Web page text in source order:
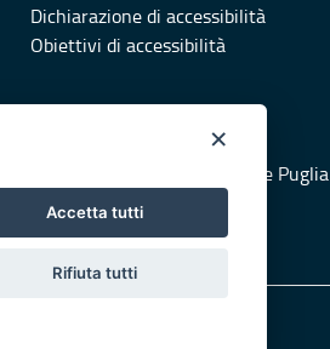
Dichiarazione di accessibilità
Obiettivi di accessibilità
Vai al sito di Protezione Civile Puglia
×
Accetta tutti
Rifiuta tutti